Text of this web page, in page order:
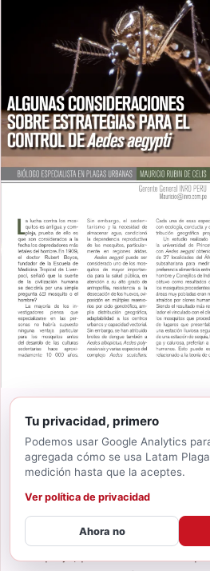
Tu privacidad, primero
Podemos usar Google Analytics
agregada cómo se usa Latam
medición hasta que la aceptes.
Ver política de privacidad
Ahora no
22 DE MAYO DE 2026 ·MAURICIO RUBÍN DE
Consideraciones sobre
estrategias para el
Aedes aegypti
La lucha contra los mosquitos